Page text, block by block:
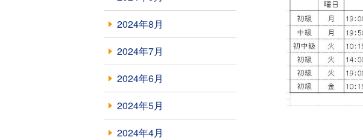
2024年8月
2024年7月
2024年6月
2024年5月
2024年4月